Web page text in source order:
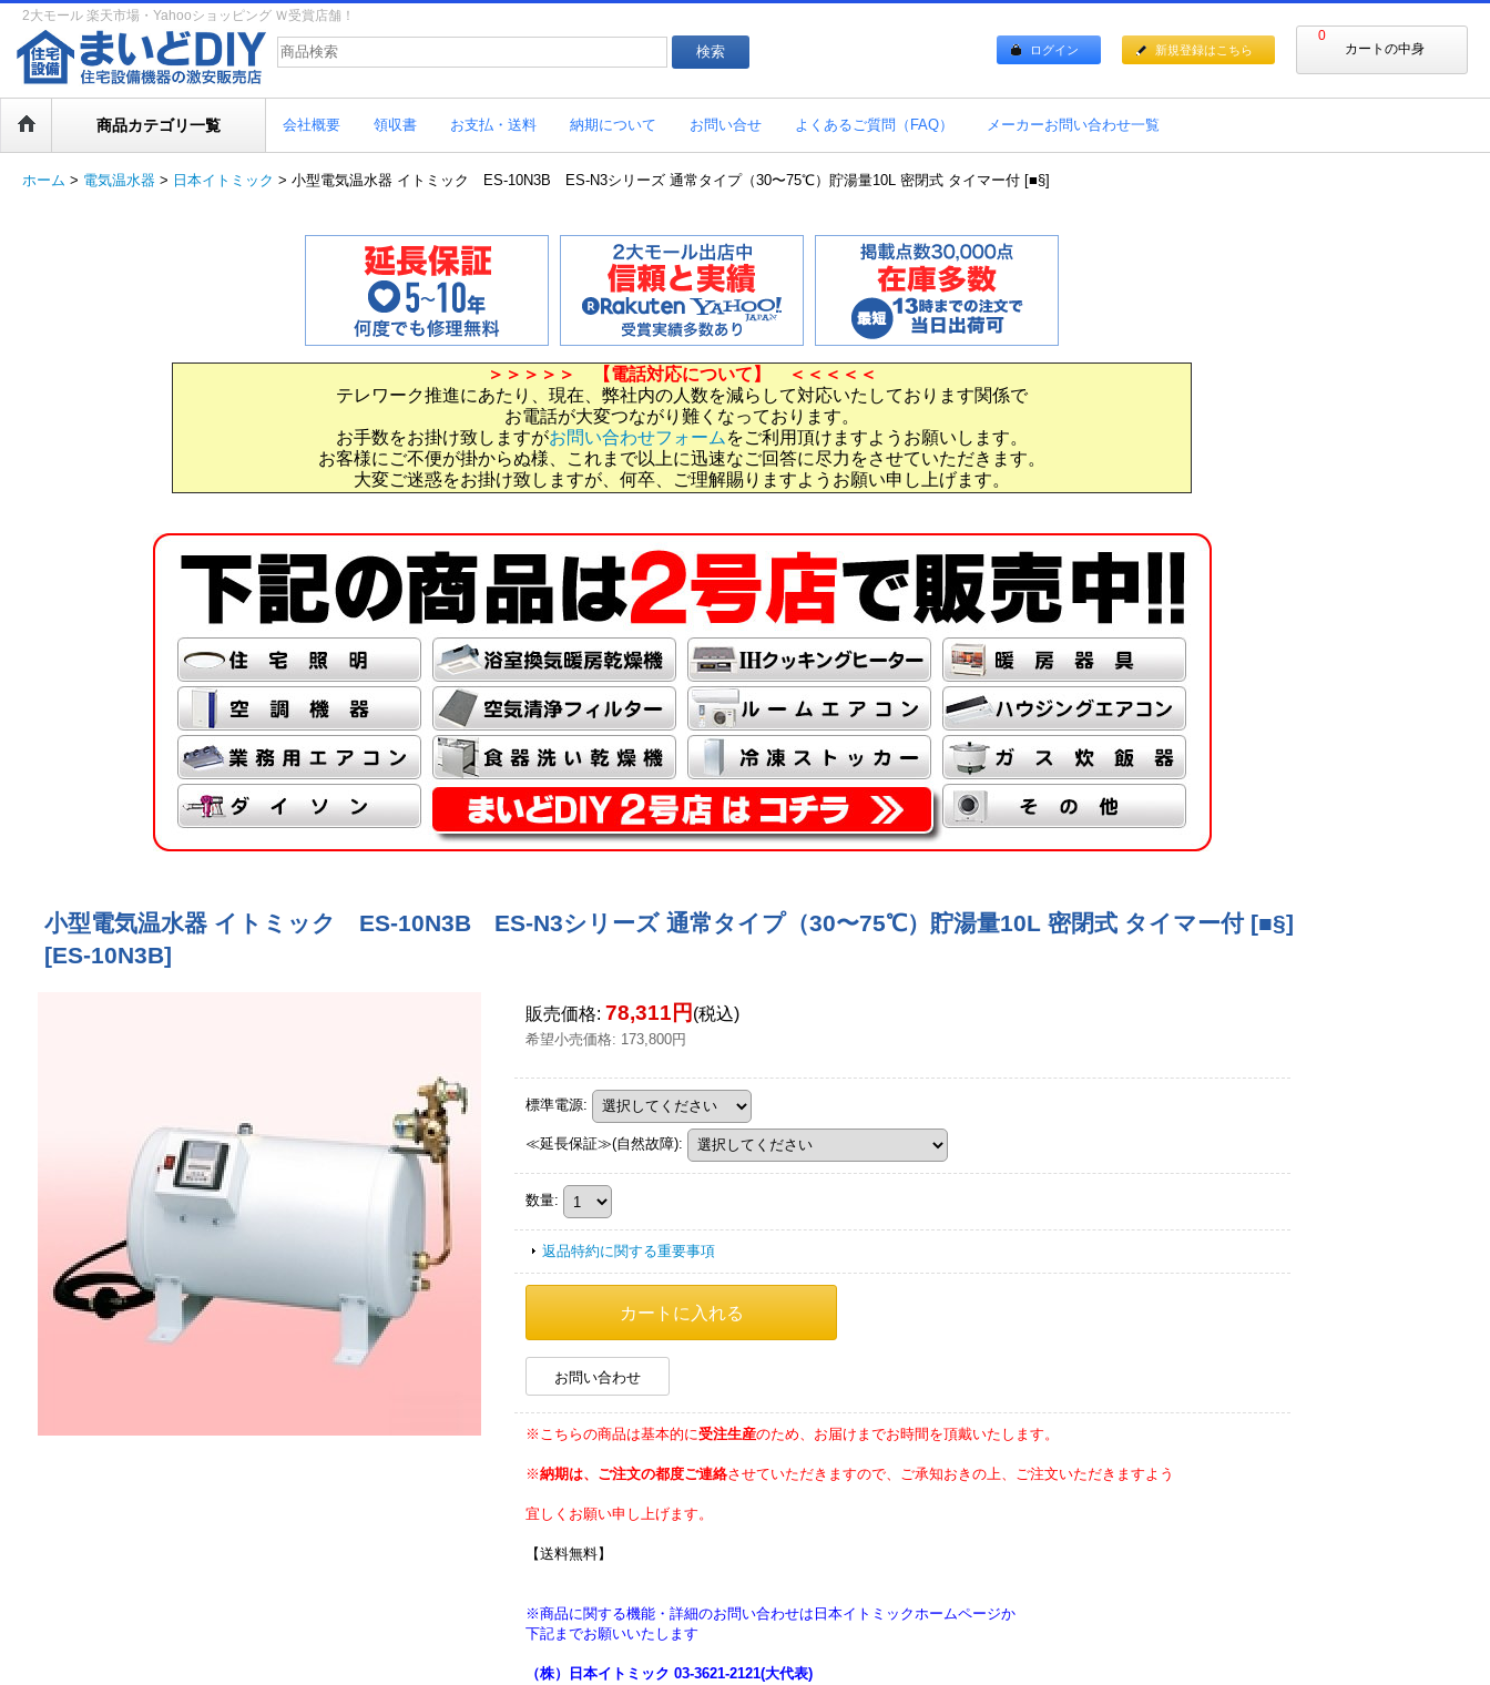
2大モール 楽天市場・Yahooショッピング Ｗ受賞店舗！
0
カートの中身
ログイン 新規登録はこちら
商品カテゴリ一覧 会社概要 領収書 お支払・送料 納期について お問い合せ よくあるご質問（FAQ） メーカーお問い合わせ一覧
ホーム > 電気温水器 > 日本イトミック > 小型電気温水器 イトミック ES-10N3B ES-N3シリーズ 通常タイプ（30〜75℃）貯湯量10L 密閉式 タイマー付 [■§]
＞＞＞＞＞ 【電話対応について】 ＜＜＜＜＜
テレワーク推進にあたり、現在、弊社内の人数を減らして対応いたしております関係で
お電話が大変つながり難くなっております。
お手数をお掛け致しますがお問い合わせフォーム をご利用頂けますようお願いします。
お客様にご不便が掛からぬ様、これまで以上に迅速なご回答に尽力をさせていただきます。
大変ご迷惑をお掛け致しますが、何卒、ご理解賜りますようお願い申し上げます。
小型電気温水器 イトミック ES-10N3B ES-N3シリーズ 通常タイプ（30〜75℃）貯湯量10L 密閉式 タイマー付 [■§]
[ES-10N3B]
販売価格: 78,311円 (税込)
希望小売価格: 173,800円
標準電源:
≪延長保証≫(自然故障):
数量:
返品特約に関する重要事項
お問い合わせ
※こちらの商品は基本的に受注生産のため、お届けまでお時間を頂戴いたします。
※納期は、ご注文の都度ご連絡させていただきますので、ご承知おきの上、ご注文いただきますよう
宜しくお願い申し上げます。
【送料無料】
※商品に関する機能・詳細のお問い合わせは日本イトミックホームページか
下記までお願いいたします
（株）日本イトミック 03-3621-2121(大代表)